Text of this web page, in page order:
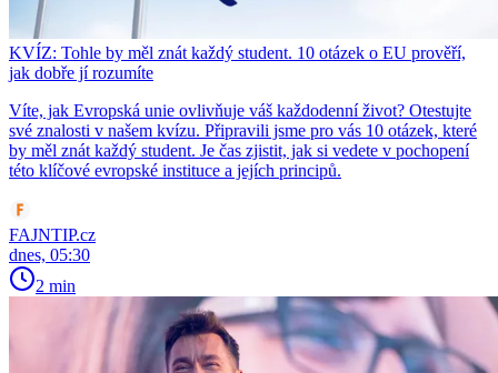
KVÍZ: Tohle by měl znát každý student. 10 otázek o EU prověří,
jak dobře jí rozumíte
Víte, jak Evropská unie ovlivňuje váš každodenní život? Otestujte
své znalosti v našem kvízu. Připravili jsme pro vás 10 otázek, které
by měl znát každý student. Je čas zjistit, jak si vedete v pochopení
této klíčové evropské instituce a jejích principů.
FAJNTIP.cz
dnes, 05:30
2 min